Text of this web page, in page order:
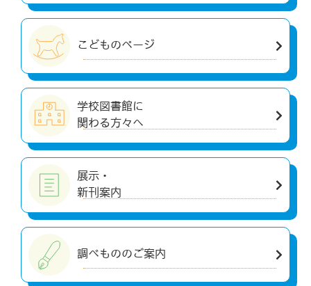
こどものページ
学校図書館に
関わる方々へ
展示・
新刊案内
調べもののご案内